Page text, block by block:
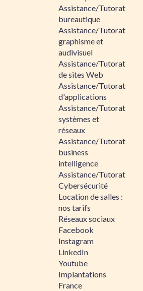
Assistance/Tutorat
bureautique
Assistance/Tutorat
graphisme et
audivisuel
Assistance/Tutorat
de sites Web
Assistance/Tutorat
d'applications
Assistance/Tutorat
systèmes et
réseaux
Assistance/Tutorat
business
intelligence
Assistance/Tutorat
Cybersécurité
Location de salles :
nos tarifs
Réseaux sociaux
Facebook
Instagram
LinkedIn
Youtube
Implantations
France